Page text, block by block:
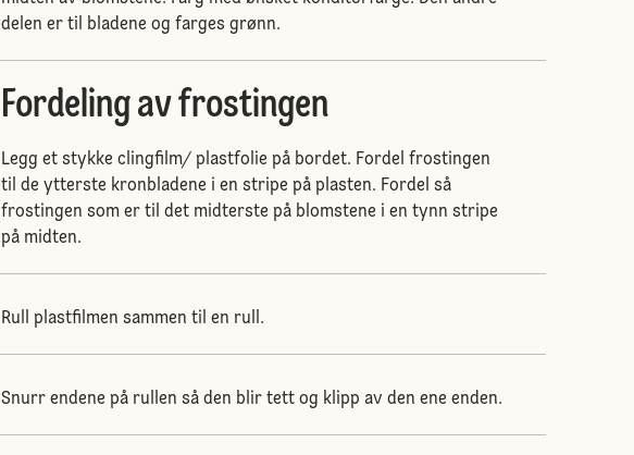
delen er til bladene og farges grønn.
Fordeling av frostingen
Legg et stykke clingfilm/ plastfolie på bordet. Fordel frostingen
til de ytterste kronbladene i en stripe på plasten. Fordel så
frostingen som er til det midterste på blomstene i en tynn stripe
på midten.
Rull plastfilmen sammen til en rull.
Snurr endene på rullen så den blir tett og klipp av den ene enden.